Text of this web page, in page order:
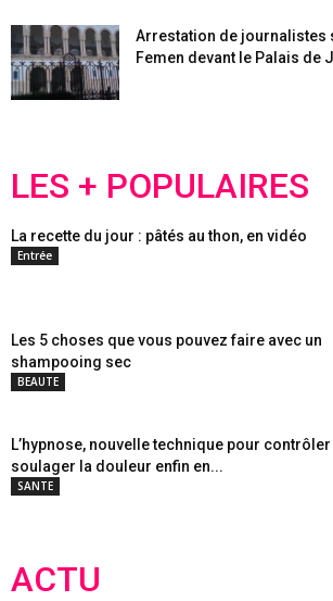
Arrestation de journalistes
Femen devant le Palais de
LES + POPULAIRES
La recette du jour : pâtés au thon, en vidéo
Entrée
Les 5 choses que vous pouvez faire avec un
shampooing sec
BEAUTE
L’hypnose, nouvelle technique pour contrôler
soulager la douleur enfin en...
SANTE
ACTU